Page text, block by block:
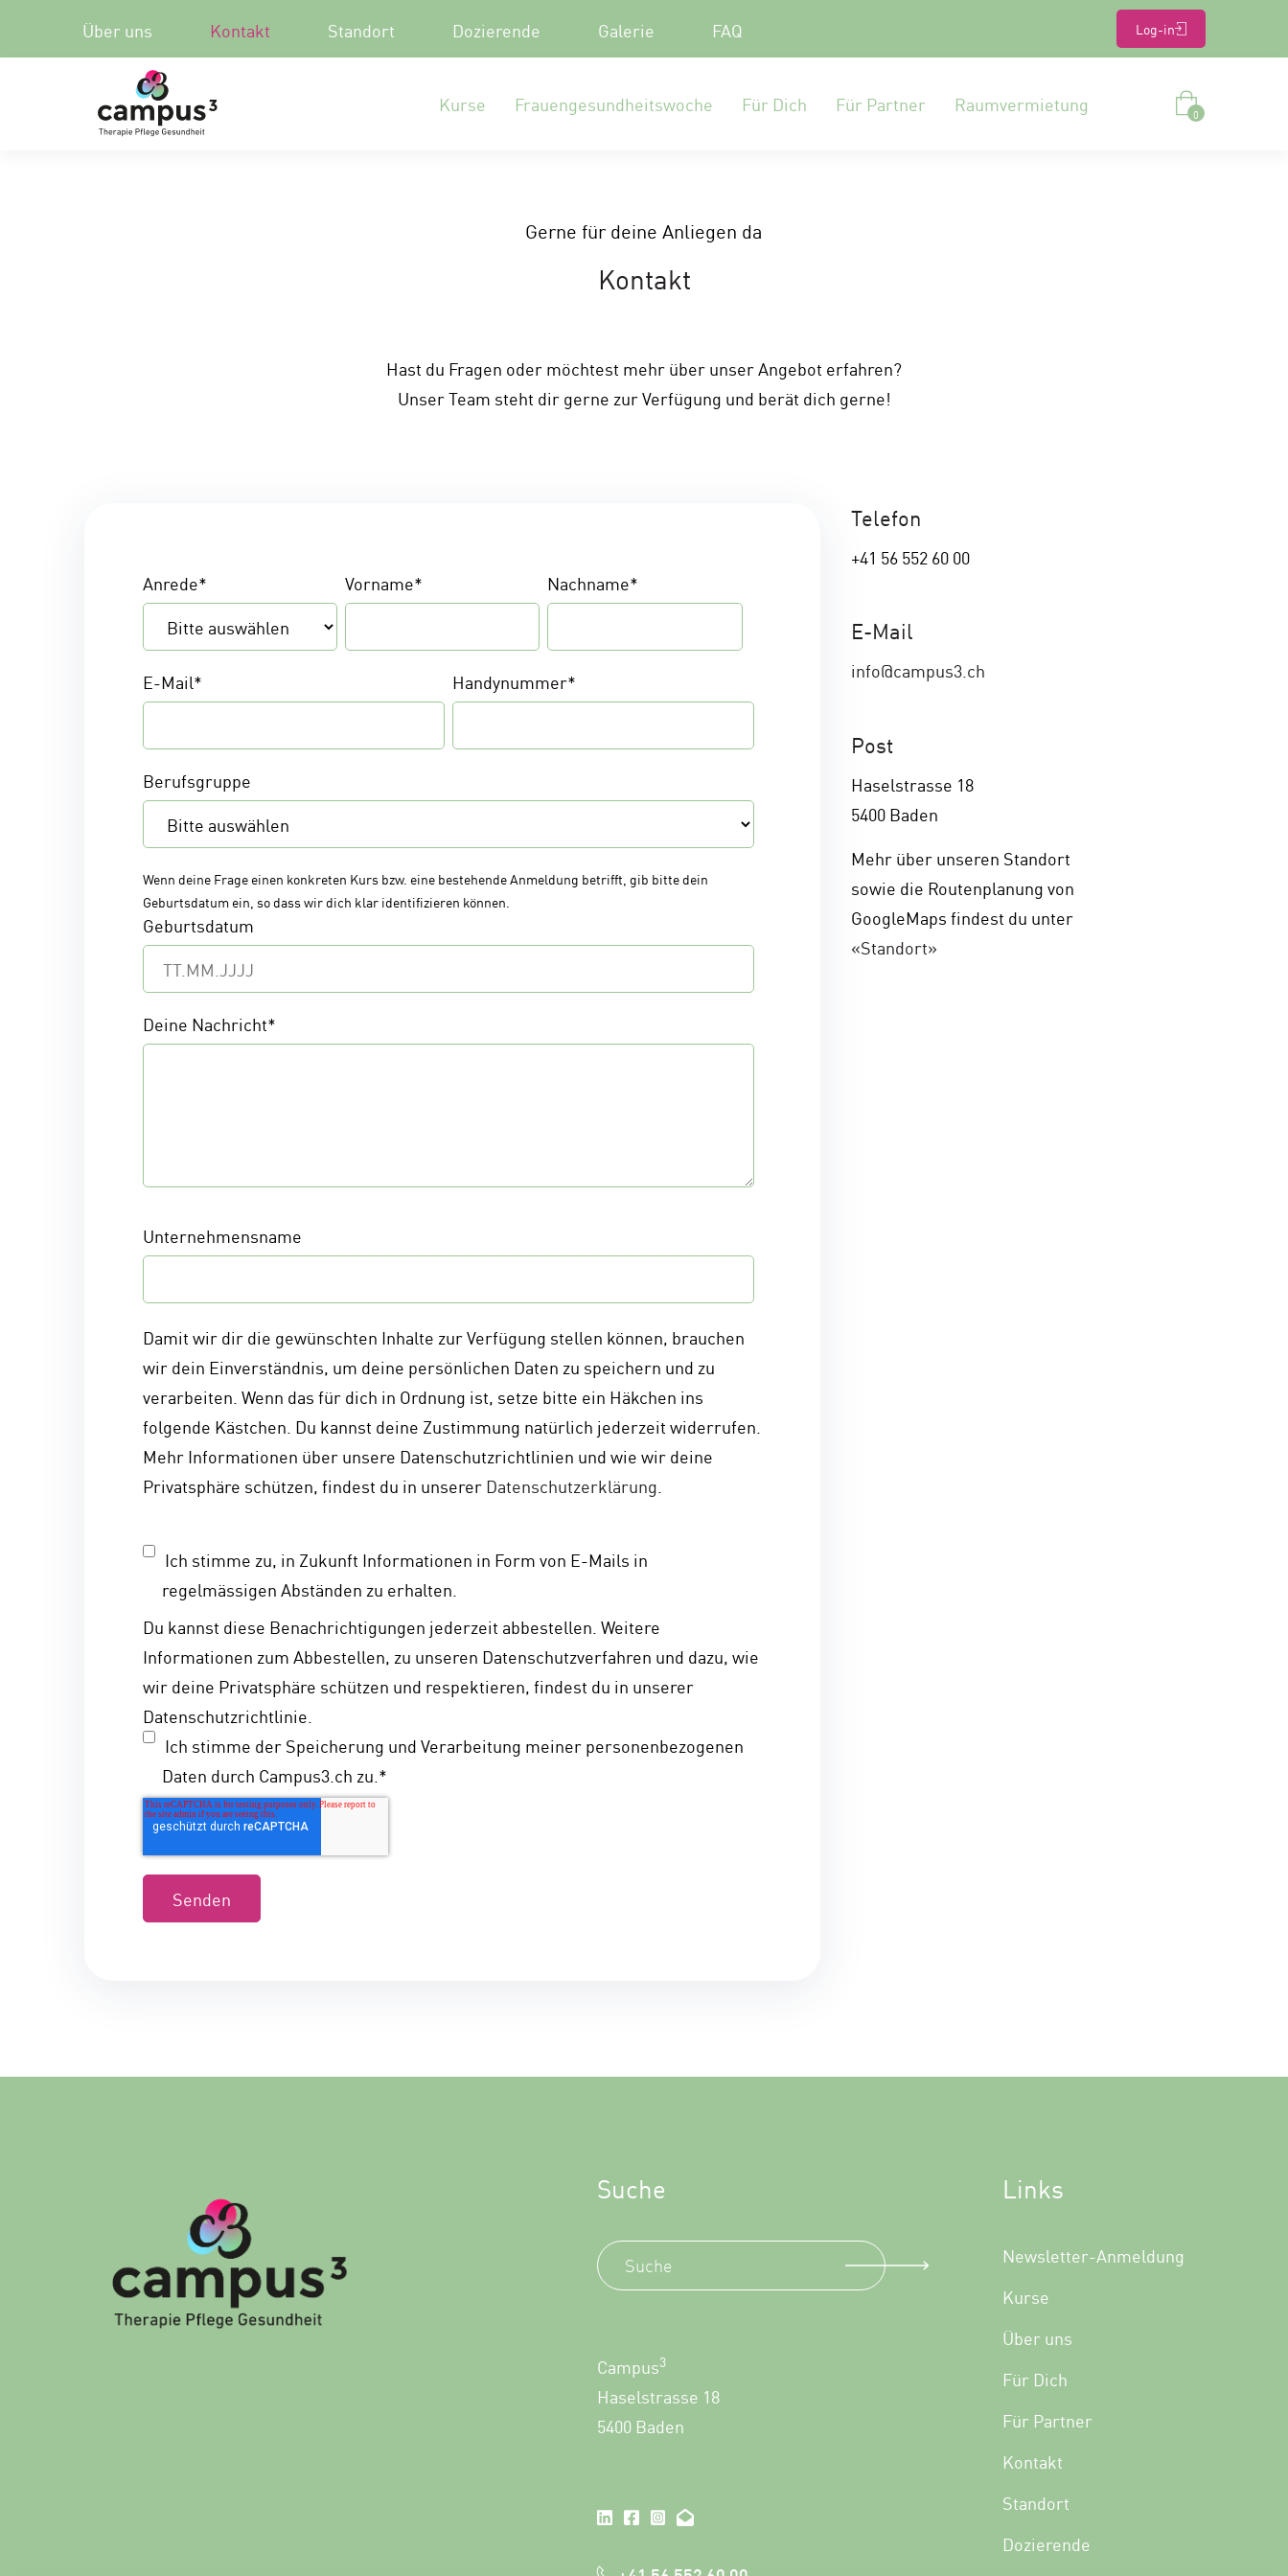
Über uns Kontakt Standort Dozierende Galerie FAQ Log-in
Kurse Frauengesundheitswoche Für Dich Für Partner Raumvermietung 0
Gerne für deine Anliegen da
Kontakt
Hast du Fragen oder möchtest mehr über unser Angebot erfahren?
Unser Team steht dir gerne zur Verfügung und berät dich gerne!
Anrede* Vorname* Nachname*
E-Mail* Handynummer*
Berufsgruppe
Wenn deine Frage einen konkreten Kurs bzw. eine bestehende Anmeldung betrifft, gib bitte dein
Geburtsdatum ein, so dass wir dich klar identifizieren können.
Geburtsdatum
Deine Nachricht*
Unternehmensname
Damit wir dir die gewünschten Inhalte zur Verfügung stellen können, brauchen
wir dein Einverständnis, um deine persönlichen Daten zu speichern und zu
verarbeiten. Wenn das für dich in Ordnung ist, setze bitte ein Häkchen ins
folgende Kästchen. Du kannst deine Zustimmung natürlich jederzeit widerrufen.
Mehr Informationen über unsere Datenschutzrichtlinien und wie wir deine
Privatsphäre schützen, findest du in unsererDatenschutzerklärung
Ich stimme zu, in Zukunft Informationen in Form von E-Mails in
regelmässigen Abständen zu erhalten.
Du kannst diese Benachrichtigungen jederzeit abbestellen. Weitere
Informationen zum Abbestellen, zu unseren Datenschutzverfahren und dazu, wie
wir deine Privatsphäre schützen und respektieren, findest du in unserer
Datenschutzrichtlinie.
Ich stimme der Speicherung und Verarbeitung meiner personenbezogenen
Daten durch Campus3.ch zu. *
Telefon
+41 56 552 60 00
E-Mail
info@campus3.ch
Post
Haselstrasse 18
5400 Baden
Mehr über unseren Standort
sowie die Routenplanung von
GoogleMaps findest du unter
«Standort»
Suche
Campus3
Haselstrasse 18
5400 Baden
Links
Newsletter-Anmeldung
Kurse
Über uns
Für Dich
Für Partner
Kontakt
Standort
Dozierende